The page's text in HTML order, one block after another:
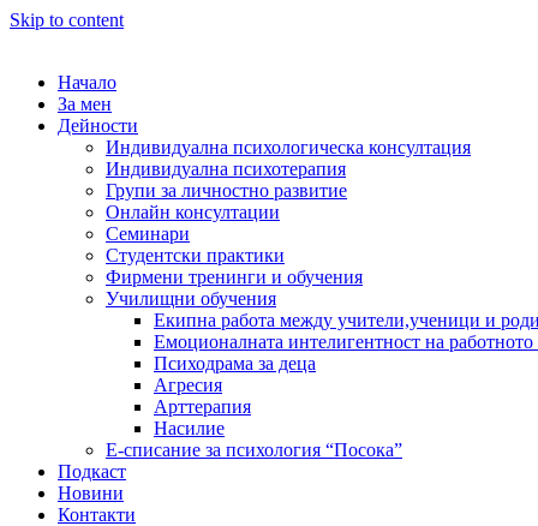
Skip to content
Начало
За мен
Дейности
Индивидуална психологическа консултация
Индивидуална психотерапия
Групи за личностно развитие
Онлайн консултации
Семинари
Студентски практики
Фирмени тренинги и обучения
Училищни обучения
Екипна работа между учители,ученици и
Емоционалната интелигентност на работното
Психодрама за деца
Агресия
Арттерапия
Насилие
Е-списание за психология “Посока”
Подкаст
Новини
Контакти